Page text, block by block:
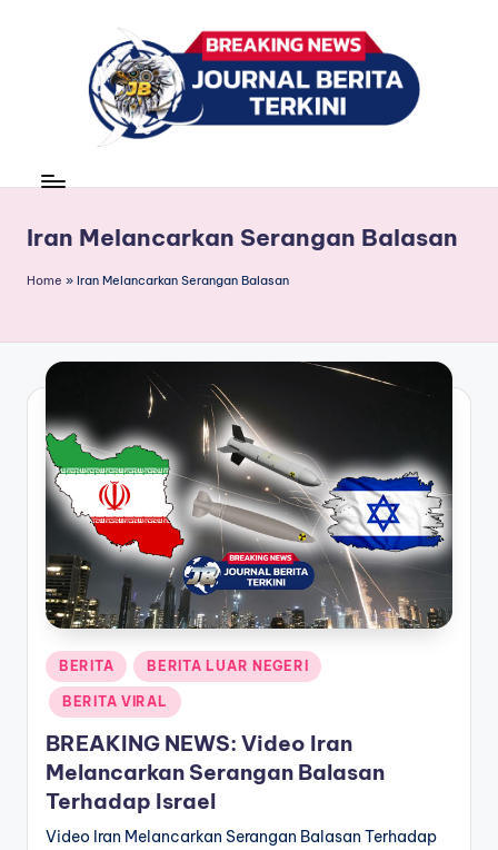
r
n
l
B
e
ri
t
T
e
k
n
news
Iran Melancarkan Serangan Balasan
Home » Iran Melancarkan Serangan Balasan
Posted
in
BERITA BERITA LUAR NEGERI
BERITA VIRAL
BREAKING NEWS: Video Iran
Melancarkan Serangan Balasan
Terhadap Israel
Video Iran Melancarkan Serangan Balasan Terhadap